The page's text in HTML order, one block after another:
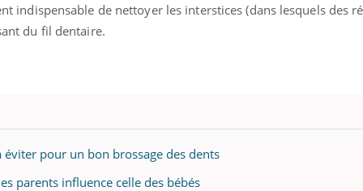
indispensable de nettoyer les interstices (dans lesquels des
du fil dentaire.
éviter pour un bon brossage des dents
parents influence celle des bébés